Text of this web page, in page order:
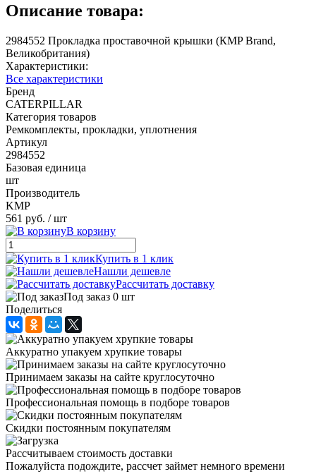
Описание товара:
2984552 Прокладка проставочной крышки (КMP Brand,
Великобритания)
Характеристики:
Все характеристики
Бренд
CATERPILLAR
Категория товаров
Ремкомплекты, прокладки, уплотнения
Артикул
2984552
Базовая единица
шт
Производитель
KMP
561 руб. / шт
В корзину
Купить в 1 клик
Нашли дешевле
Рассчитать доставку
Под заказ 0 шт
Поделиться
Аккуратно упакуем хрупкие товары
Принимаем заказы на сайте круглосуточно
Профессиональная помощь в подборе товаров
Скидки постоянным покупателям
Рассчитываем стоимость доставки
Пожалуйста подождите, рассчет займет немного времени